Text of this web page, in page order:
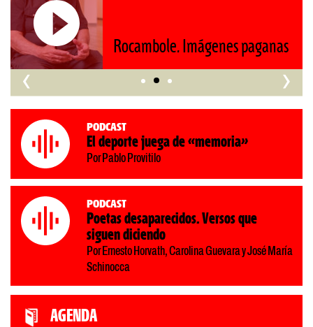
‹ ›
Podcast
El deporte juega de «memoria»
Por Pablo Provitilo
Podcast
Poetas desaparecidos. Versos que
siguen diciendo
Por Ernesto Horvath, Carolina Guevara y José María
Schinocca
AGENDA